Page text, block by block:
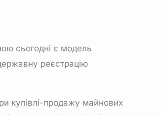
сьогодні є модель
реєстрацію
купівлі-продажу майнових